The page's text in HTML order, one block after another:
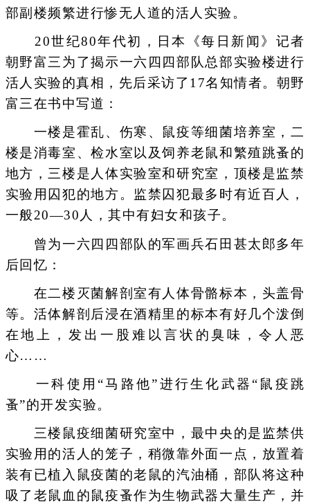
部副楼频繁进行惨无人道的活人实验。
20世纪80年代初，日本《每日新闻》记者
朝野富三为了揭示一六四四部队总部实验楼进行
活人实验的真相，先后采访了17名知情者。朝野
富三在书中写道：
一楼是霍乱、伤寒、鼠疫等细菌培养室，二
楼是消毒室、检水室以及饲养老鼠和繁殖跳蚤的
地方，三楼是人体实验室和研究室，顶楼是监禁
实验用囚犯的地方。监禁囚犯最多时有近百人，
一般20—30人，其中有妇女和孩子。
曾为一六四四部队的军画兵石田甚太郎多年
后回忆：
在二楼灭菌解剖室有人体骨骼标本，头盖骨
等。活体解剖后浸在酒精里的标本有好几个泼倒
在地上，发出一股难以言状的臭味，令人恶
心……
一科使用“马路他”进行生化武器“鼠疫跳
蚤”的开发实验。
三楼鼠疫细菌研究室中，最中央的是监禁供
实验用的活人的笼子，稍微靠外面一点，放置着
装有已植入鼠疫菌的老鼠的汽油桶，部队将这种
吸了老鼠血的鼠疫蚤作为生物武器大量生产，并